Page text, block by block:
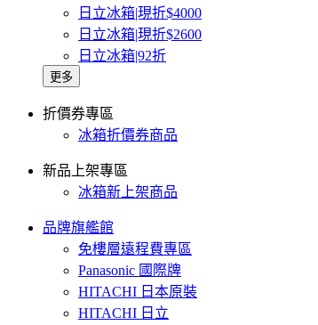
日立冰箱|現折$4000
日立冰箱|現折$2600
日立冰箱|92折
更多
折價券專區
冰箱折價券商品
新品上架專區
冰箱新上架商品
品牌旗艦館
免樓層遠程費專區
Panasonic 國際牌
HITACHI 日本原裝
HITACHI 日立